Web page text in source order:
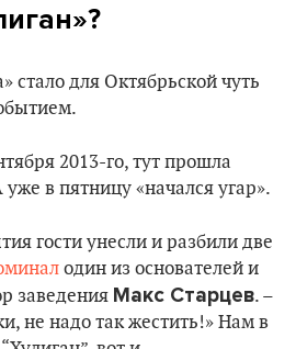
стало для Октябрьской чуть
2013-го, тут прошла
в пятницу «начался угар».
гости унесли и разбили две
один из основателей и
заведения Макс Старцев. –
не надо так жестить!» Нам в